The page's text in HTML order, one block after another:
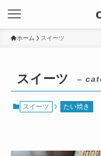
ホーム スイーツ
スイーツ –
スイーツ たい焼き